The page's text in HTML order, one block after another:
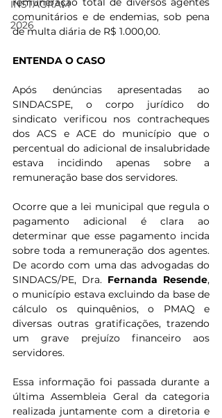
INSTAGRAM
2026
comunitários e de endemias, sob pena
de multa diária de R$ 1.000,00.
ENTENDA O CASO
Após denúncias apresentadas ao
SINDACSPE, o corpo jurídico do
sindicato verificou nos contracheques
dos ACS e ACE do município que o
percentual do adicional de insalubridade
estava incidindo apenas sobre a
remuneração base dos servidores.
Ocorre que a lei municipal que regula o
pagamento adicional é clara ao
determinar que esse pagamento incida
sobre toda a remuneração dos agentes.
De acordo com uma das advogadas do
SINDACS/PE, Dra. Fernanda Resende,
o município estava excluindo da base de
cálculo os quinquênios, o PMAQ e
diversas outras gratificações, trazendo
um grave prejuízo financeiro aos
servidores.
Essa informação foi passada durante a
última Assembleia Geral da categoria
realizada juntamente com a diretoria e